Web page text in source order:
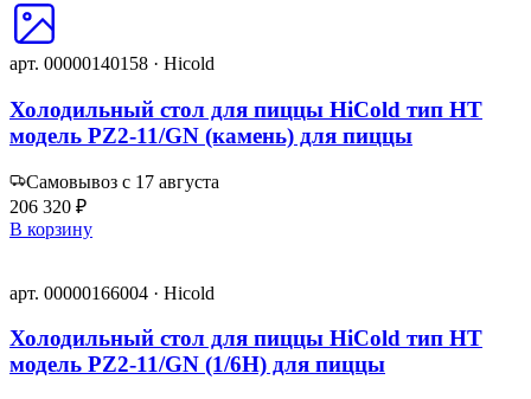
арт. 00000140158 · Hicold
Холодильный стол для пиццы HiCold тип HT
модель PZ2-11/GN (камень) для пиццы
Самовывоз с 17 августа
206 320 ₽
В корзину
арт. 00000166004 · Hicold
Холодильный стол для пиццы HiCold тип HT
модель PZ2-11/GN (1/6H) для пиццы